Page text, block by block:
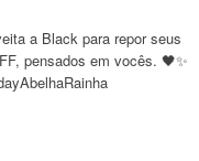
a Black para repor seus
pensados em vocês. 🖤✨